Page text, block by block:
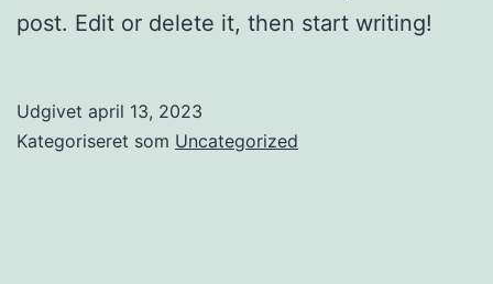
post. Edit or delete it, then start writing!
Udgivet april 13, 2023
Kategoriseret som Uncategorized